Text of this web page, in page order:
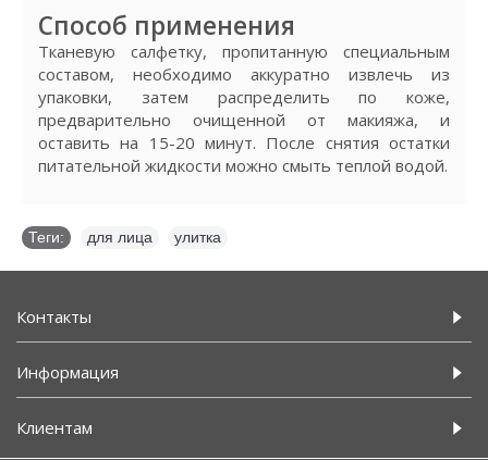
Способ применения
Тканевую салфетку, пропитанную специальным
составом, необходимо аккуратно извлечь из
упаковки, затем распределить по коже,
предварительно очищенной от макияжа, и
оставить на 15-20 минут. После снятия остатки
питательной жидкости можно смыть теплой водой.
Теги: для лица улитка
Контакты
Информация
Клиентам